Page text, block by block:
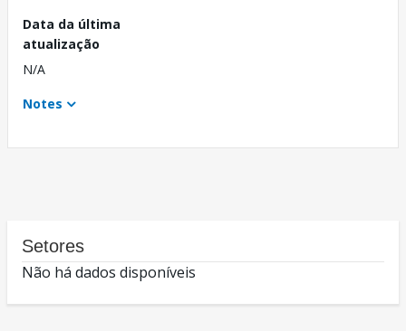
Data da última
atualização
N/A
Notes
Setores
Não há dados disponíveis